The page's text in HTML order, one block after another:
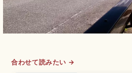
合わせて読みたい →